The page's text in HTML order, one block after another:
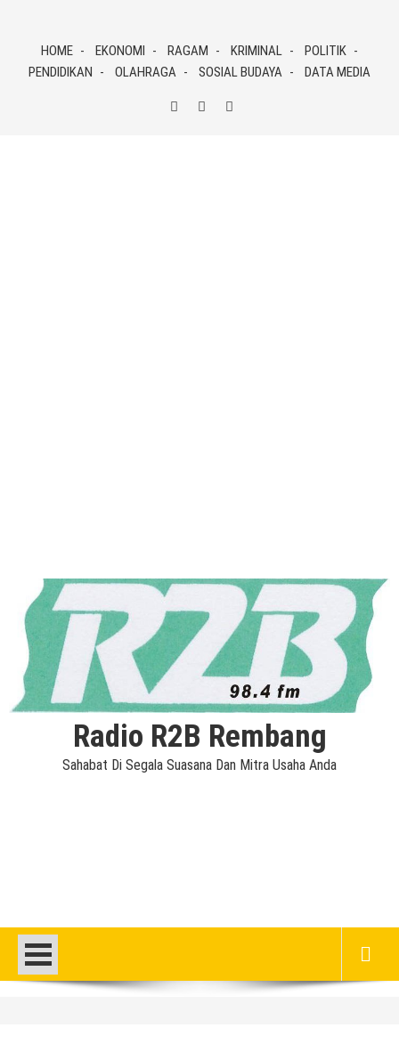
contentHOME EKONOMI RAGAM KRIMINAL
POLITIK
PENDIDIKAN
OLAHRAGA SOSIAL BUDAYA DATA MEDIA
Radio R2B Rembang
Sahabat Di Segala Suasana Dan Mitra Usaha Anda